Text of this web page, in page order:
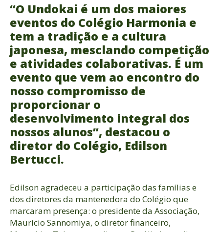
“O Undokai é um dos maiores
eventos do Colégio Harmonia e
tem a tradição e a cultura
japonesa, mesclando competição
e atividades colaborativas. É um
evento que vem ao encontro do
nosso compromisso de
proporcionar o
desenvolvimento integral dos
nossos alunos”, destacou o
diretor do Colégio, Edilson
Bertucci.
Edilson agradeceu a participação das famílias e
dos diretores da mantenedora do Colégio que
marcaram presença: o presidente da Associação,
Maurício Sannomiya, o diretor financeiro,